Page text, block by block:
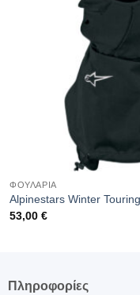
ΦΟΥΛΑΡΙΑ
Alpinestars Winter
53,00€
Πληροφορίες